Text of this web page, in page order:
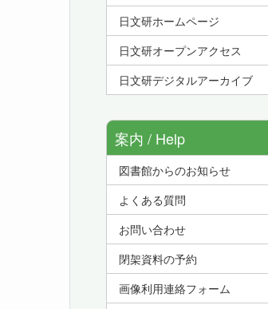
日文研ホームページ
日文研オープンアクセス
日文研デジタルアーカイブ
案内 / Help
図書館からのお知らせ
よくある質問
お問い合わせ
閉架資料の予約
画像利用連絡フォーム